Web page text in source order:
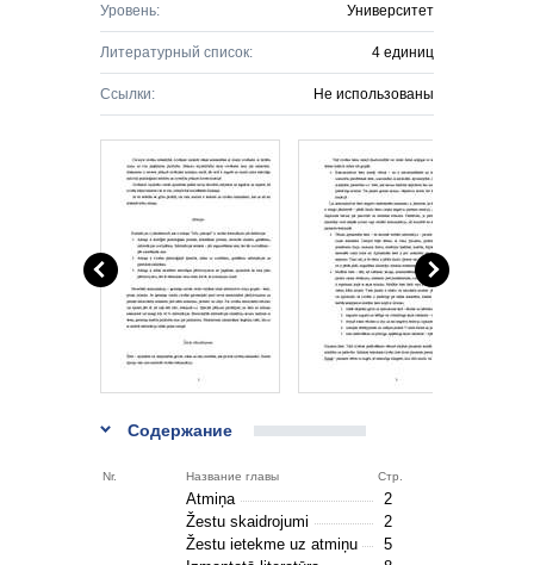
Уровень: Университет
Литературный список: 4 единиц
Ссылки: Не использованы
Содержание
Nr. Название главы Стр.
Atmiņa
2
Žestu skaidrojumi
2
Žestu ietekme uz atmiņu
5